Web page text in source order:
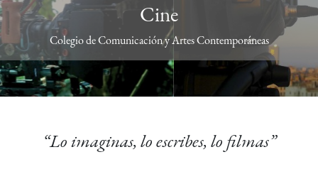
Previous Next
Cine
Colegio de Comunicación y Artes Contemporáneas
“Lo imaginas, lo escribes, lo filmas”